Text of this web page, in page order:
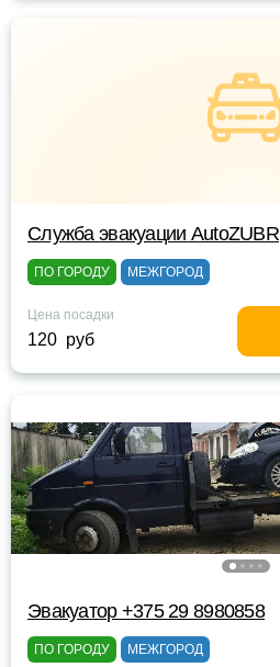
Служба эвакуации AutoZUBR
ПО ГОРОДУ МЕЖГОРОД
Цена посадки
120 руб
Эвакуатор +375 29 8980858
ПО ГОРОДУ МЕЖГОРОД